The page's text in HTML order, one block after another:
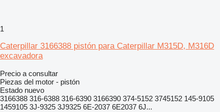
1
Caterpillar 3166388 pistón para Caterpillar M315D, M316D
excavadora
Precio a consultar
Piezas del motor - pistón
Estado nuevo
3166388 316-6388 316-6390 3166390 374-5152 3745152 145-9105
1459105 3J-9325 3J9325 6E-2037 6E2037 6J...